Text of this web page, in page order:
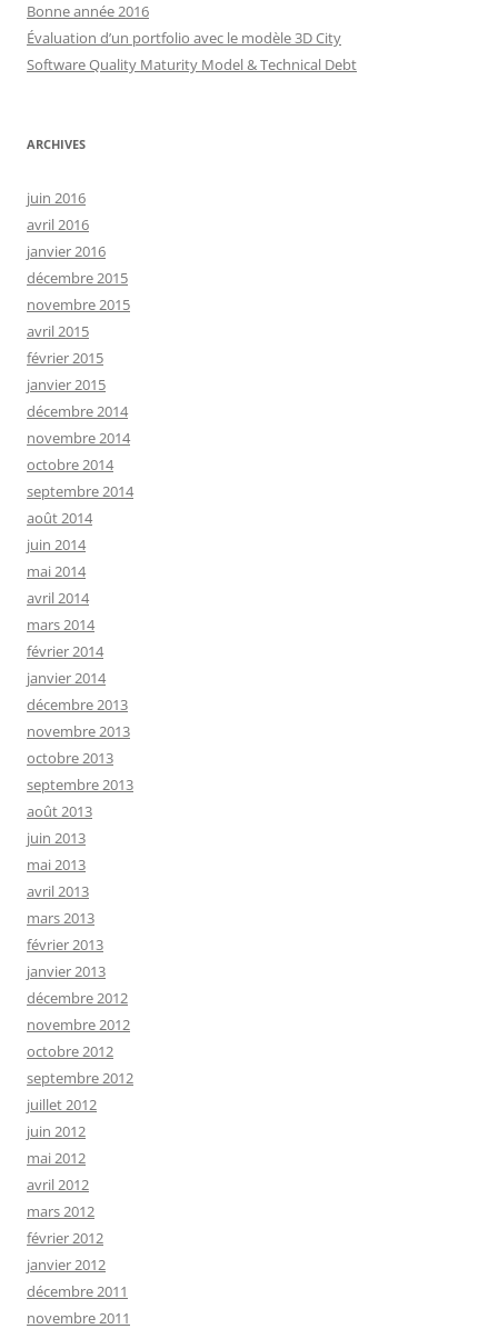
Bonne année 2016
Évaluation d’un portfolio avec le modèle 3D City
Software Quality Maturity Model & Technical Debt
ARCHIVES
juin 2016
avril 2016
janvier 2016
décembre 2015
novembre 2015
avril 2015
février 2015
janvier 2015
décembre 2014
novembre 2014
octobre 2014
septembre 2014
août 2014
juin 2014
mai 2014
avril 2014
mars 2014
février 2014
janvier 2014
décembre 2013
novembre 2013
octobre 2013
septembre 2013
août 2013
juin 2013
mai 2013
avril 2013
mars 2013
février 2013
janvier 2013
décembre 2012
novembre 2012
octobre 2012
septembre 2012
juillet 2012
juin 2012
mai 2012
avril 2012
mars 2012
février 2012
janvier 2012
décembre 2011
novembre 2011